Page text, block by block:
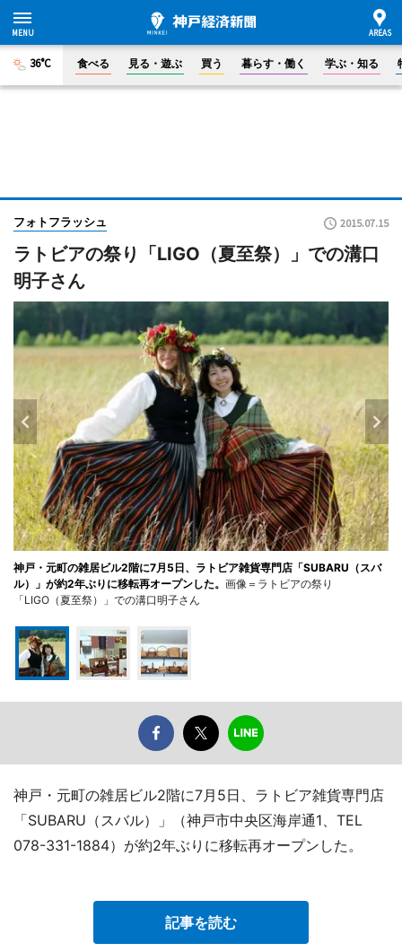
36°C 食べる 見る・遊ぶ 買う 暮らす・働く 学ぶ・知る
フォトフラッシュ 2015.07.15
ラトビアの祭り「LIGO（夏至祭）」での溝口
明子さん
神戸・元町の雑居ビル2階に7月5日、ラトビア雑貨専門店「SUBARU（スバ
ル）」が約2年ぶりに移転再オープンした。 画像＝ラトビアの祭り
「LIGO（夏至祭）」での溝口明子さん
神戸・元町の雑居ビル2階に7月5日、ラトビア雑貨専門店
「SUBARU（スバル）」（神戸市中央区海岸通1、TEL
078-331-1884）が約2年ぶりに移転再オープンした。
記事を読む